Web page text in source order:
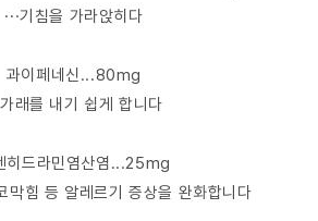
···기침을 가라앉히다
과이페네신...80mg
가래를 내기 쉽게 합니다
히드라민염산염...25mg
코막힘 등 알레르기 증상을 완화합니다